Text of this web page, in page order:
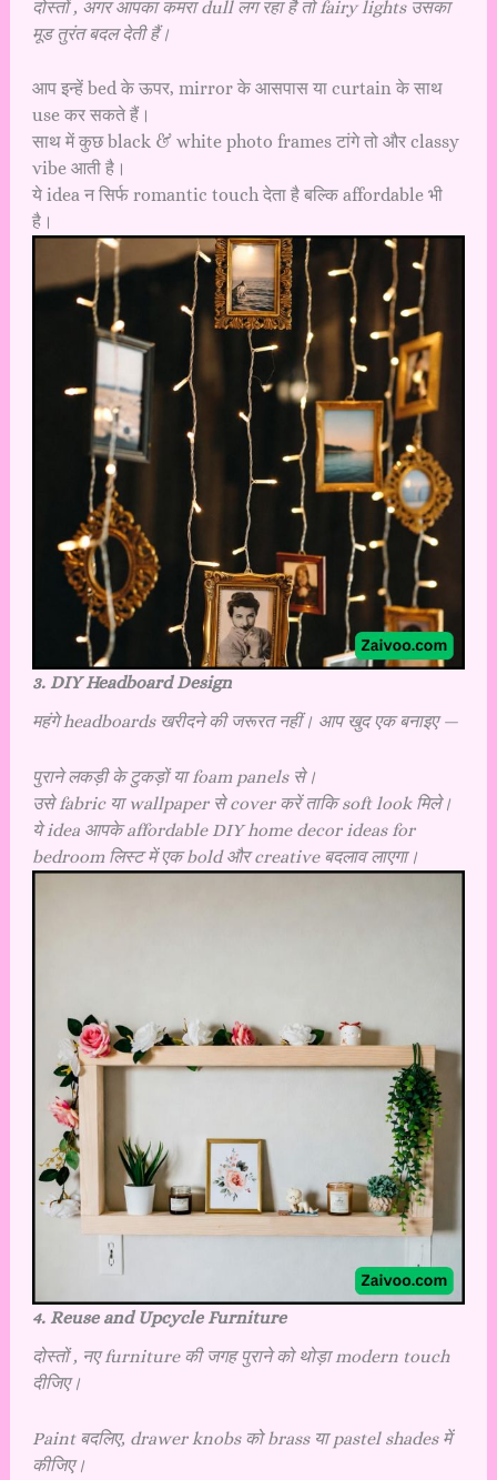
दोस्तों , अगर आपका कमरा dull लग रहा है तो fairy lights उसका
मूड तुरंत बदल देती हैं।
आप इन्हें bed के ऊपर, mirror के आसपास या curtain के साथ
use कर सकते हैं।
साथ में कुछ black & white photo frames टांगे तो और classy
vibe आती है।
ये idea न सिर्फ romantic touch देता है बल्कि affordable भी
है।
3. DIY Headboard Design
महंगे headboards खरीदने की जरूरत नहीं। आप खुद एक बनाइए —
पुराने लकड़ी के टुकड़ों या foam panels से।
उसे fabric या wallpaper से cover करें ताकि soft look मिले।
ये idea आपके affordable DIY home decor ideas for
bedroom लिस्ट में एक bold और creative बदलाव लाएगा।
4. Reuse and Upcycle Furniture
दोस्तों , नए furniture की जगह पुराने को थोड़ा modern touch
दीजिए।
Paint बदलिए, drawer knobs को brass या pastel shades में
कीजिए।